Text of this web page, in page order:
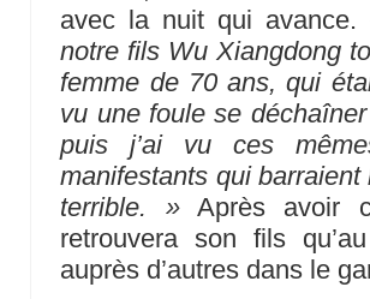
avec la nuit qui avance.
notre fils Wu Xiangdong
femme de 70 ans, qui
vu une foule se
puis j’ai vu ces
manifestants qui barraient
terrible. »Après avoir
retrouvera son fils
auprès d’autres dans le